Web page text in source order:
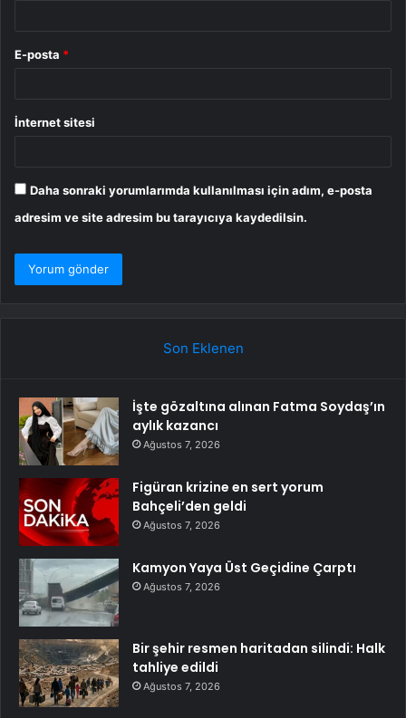
E-posta *
İnternet sitesi
Daha sonraki yorumlarımda kullanılması için adım, e-posta
adresim ve site adresim bu tarayıcıya kaydedilsin.
Son Eklenen
İşte gözaltına alınan Fatma Soydaş’ın
aylık kazancı
Ağustos 7, 2026
Figüran krizine en sert yorum
Bahçeli’den geldi
Ağustos 7, 2026
Kamyon Yaya Üst Geçidine Çarptı
Ağustos 7, 2026
Bir şehir resmen haritadan silindi: Halk
tahliye edildi
Ağustos 7, 2026